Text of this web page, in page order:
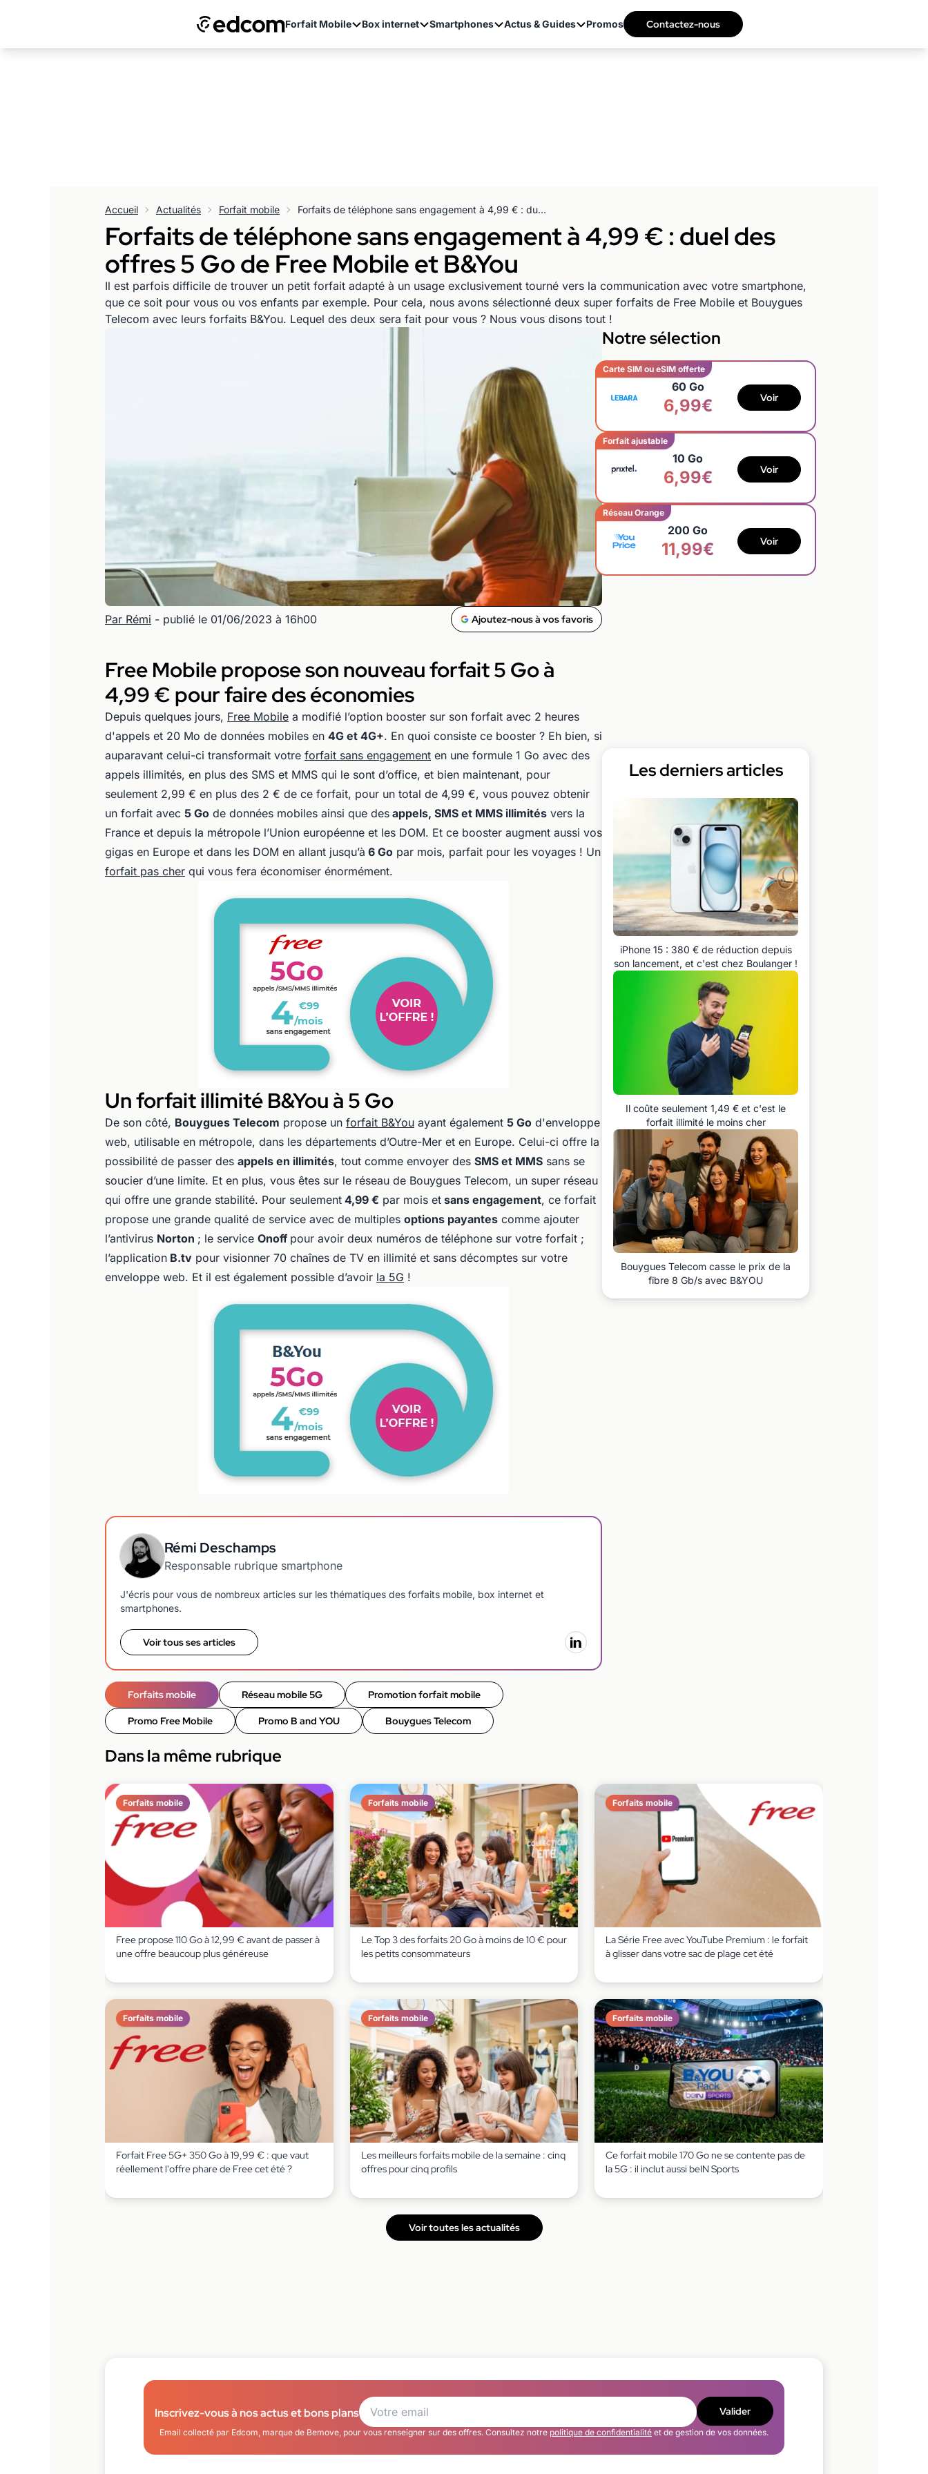
Forfait Mobile Box internet Smartphones Actus & Guides Promos Contactez-nous
Accueil Actualités Forfait mobile Forfaits de téléphone sans engagement à 4,99 € : duel des offres 5 Go de Free Mobile et B&You
Forfaits de téléphone sans engagement à 4,99 € : duel des
offres 5 Go de Free Mobile et B&You
Il est parfois difficile de trouver un petit forfait adapté à un usage exclusivement tourné vers la communication avec votre smartphone,
que ce soit pour vous ou vos enfants par exemple. Pour cela, nous avons sélectionné deux super forfaits de Free Mobile et Bouygues
Telecom avec leurs forfaits B&You. Lequel des deux sera fait pour vous ? Nous vous disons tout !
Par Rémi - publié le 01/06/2023 à 16h00 Ajoutez-nous à vos favoris
Free Mobile propose son nouveau forfait 5 Go à
4,99 € pour faire des économies
Depuis quelques jours, Free Mobile a modifié l’option booster sur son forfait avec 2 heures
d'appels et 20 Mo de données mobiles en 4G et 4G+. En quoi consiste ce booster ? Eh bien, si
auparavant celui-ci transformait votre forfait sans engagement en une formule 1 Go avec des
appels illimités, en plus des SMS et MMS qui le sont d’office, et bien maintenant, pour
seulement 2,99 € en plus des 2 € de ce forfait, pour un total de 4,99 €, vous pouvez obtenir
un forfait avec 5 Go de données mobiles ainsi que des appels, SMS et MMS illimités vers la
France et depuis la métropole l’Union européenne et les DOM. Et ce booster augment aussi vos
gigas en Europe et dans les DOM en allant jusqu’à 6 Go par mois, parfait pour les voyages ! Un
forfait pas cher qui vous fera économiser énormément.
Un forfait illimité B&You à 5 Go
De son côté, Bouygues Telecom propose un forfait B&You ayant également 5 Go d'enveloppe
web, utilisable en métropole, dans les départements d’Outre-Mer et en Europe. Celui-ci offre la
possibilité de passer des appels en illimités, tout comme envoyer des SMS et MMS sans se
soucier d’une limite. Et en plus, vous êtes sur le réseau de Bouygues Telecom, un super réseau
qui offre une grande stabilité. Pour seulement 4,99 € par mois et sans engagement, ce forfait
propose une grande qualité de service avec de multiples options payantes comme ajouter
l’antivirus Norton ; le service Onoff pour avoir deux numéros de téléphone sur votre forfait ;
l’application B.tv pour visionner 70 chaînes de TV en illimité et sans décomptes sur votre
enveloppe web. Et il est également possible d’avoir la 5G !
Rémi Deschamps
Responsable rubrique smartphone
J'écris pour vous de nombreux articles sur les thématiques des forfaits mobile, box internet et
smartphones.
Voir tous ses articles
Forfaits mobile Réseau mobile 5G Promotion forfait mobile
Promo Free Mobile Promo B and YOU Bouygues Telecom
Notre sélection
Carte SIM ou eSIM offerte
60 Go
6,99€ Voir
Forfait ajustable
10 Go
6,99€ Voir
Réseau Orange
200 Go
11,99€ Voir
Les derniers articles
iPhone 15 : 380 € de réduction depuis
son lancement, et c'est chez Boulanger !
Il coûte seulement 1,49 € et c'est le
forfait illimité le moins cher
Bouygues Telecom casse le prix de la
fibre 8 Gb/s avec B&YOU
Dans la même rubrique
Forfaits mobile
Free propose 110 Go à 12,99 € avant de passer à
une offre beaucoup plus généreuse
Forfaits mobile
Le Top 3 des forfaits 20 Go à moins de 10 € pour
les petits consommateurs
Forfaits mobile
La Série Free avec YouTube Premium : le forfait
à glisser dans votre sac de plage cet été
Forfaits mobile
Forfait Free 5G+ 350 Go à 19,99 € : que vaut
réellement l'offre phare de Free cet été ?
Forfaits mobile
Les meilleurs forfaits mobile de la semaine : cinq
offres pour cinq profils
Forfaits mobile
Ce forfait mobile 170 Go ne se contente pas de
la 5G : il inclut aussi beIN Sports
Voir toutes les actualités
Inscrivez-vous à nos actus et bons plans Valider
Email collecté par Edcom, marque de Bemove, pour vous renseigner sur des offres. Consultez notre politique de confidentialité et de gestion de vos données.